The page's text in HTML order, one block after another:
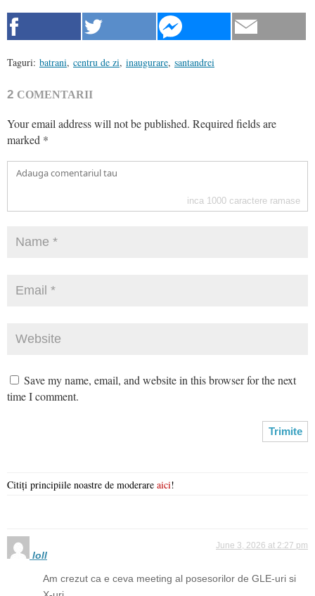
Taguri: batrani, centru de zi, inaugurare, santandrei
2 COMENTARII
Your email address will not be published. Required fields are
marked *
inca 1000 caractere ramase
Save my name, email, and website in this browser for the next
time I comment.
Citiți principiile noastre de moderare aici!
loll
June 3, 2026 at 2:27 pm
Am crezut ca e ceva meeting al posesorilor de GLE-uri si